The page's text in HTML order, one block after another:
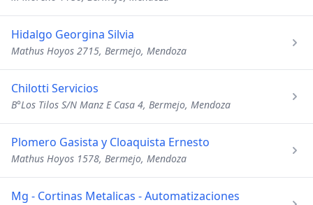
Hidalgo Georgina Silvia
Mathus Hoyos 2715, Bermejo, Mendoza
Chilotti Servicios
B°Los Tilos S/N Manz E Casa 4, Bermejo, Mendoza
Plomero Gasista y Cloaquista Ernesto
Mathus Hoyos 1578, Bermejo, Mendoza
Mg - Cortinas Metalicas - Automatizaciones